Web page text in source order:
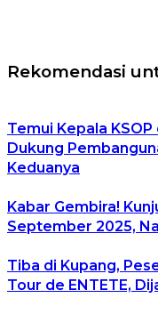
Rekomendasi
Temui Kepala
Dukung
Keduanya
Kabar Gembira!
September 2025,
Tiba di Kupang,
Tour de ENTETE,